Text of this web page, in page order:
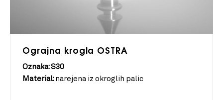
Ograjna krogla OSTRA
Oznaka: S30
Material: narejena iz okroglih palic